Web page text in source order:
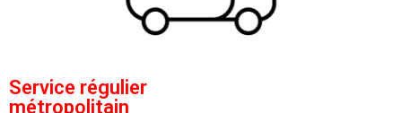
Service régulier
métropolitain